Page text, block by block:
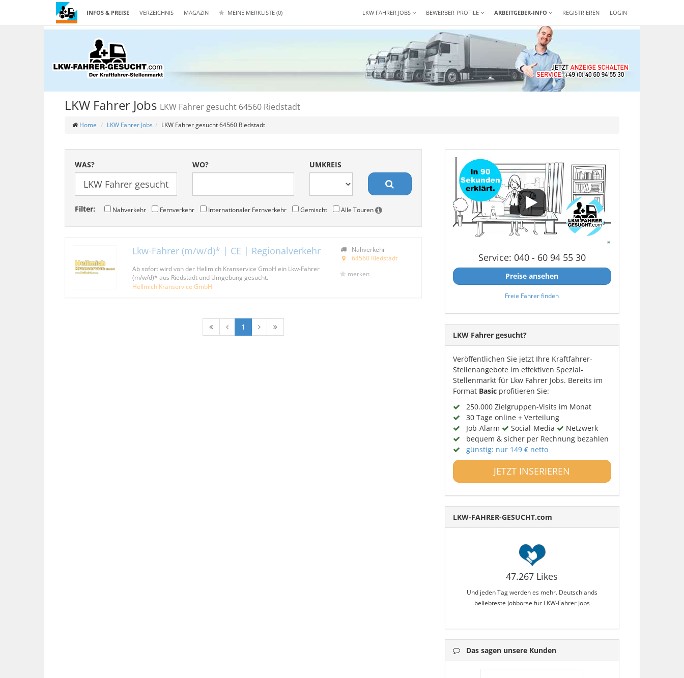
INFOS & PREISE VERZEICHNIS MAGAZIN MEINE MERKLISTE (0) REGISTRIEREN LOGIN
LKW FAHRER JOBS BEWERBER-PROFILE ARBEITGEBER-INFO
LKW Fahrer Jobs LKW Fahrer gesucht 64560 Riedstadt
Home LKW Fahrer Jobs LKW Fahrer gesucht 64560 Riedstadt
WAS? WO? UMKREIS
Filter: Nahverkehr Fernverkehr Internationaler Fernverkehr Gemischt Alle Touren
Lkw-Fahrer (m/w/d)* | CE | Regionalverkehr
Ab sofort wird von der Hellmich Kranservice GmbH ein Lkw-Fahrer
(m/w/d)* aus Riedstadt und Umgebung gesucht.
Hellmich Kranservice GmbH
Nahverkehr
64560 Riedstadt
merken
1
Service: 040 - 60 94 55 30
Preise ansehen
Freie Fahrer finden
LKW Fahrer gesucht?
Veröffentlichen Sie jetzt Ihre Kraftfahrer-
Stellenangebote im effektiven Spezial-
Stellenmarkt für Lkw Fahrer Jobs. Bereits im
Format Basicprofitieren Sie:
250.000 Zielgruppen-Visits im Monat
30 Tage online + Verteilung
Job-Alarm
Social-Media
Netzwerk
bequem & sicher per Rechnung bezahlen
günstig: nur 149 € netto
JETZT INSERIEREN
LKW-FAHRER-GESUCHT.com
47.267 Likes
Und jeden Tag werden es mehr. Deutschlands
beliebteste Jobbörse für LKW-Fahrer Jobs
Das sagen unsere Kunden